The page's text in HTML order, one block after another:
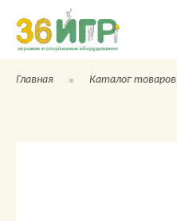
Главная Каталог товаров